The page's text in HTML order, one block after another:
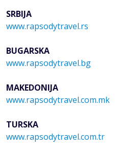
SRBIJA
www.rapsodytravel.rs
BUGARSKA
www.rapsodytravel.bg
MAKEDONIJA
www.rapsodytravel.com.mk
TURSKA
www.rapsodytravel.com.tr